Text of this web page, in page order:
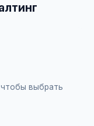
выбрать